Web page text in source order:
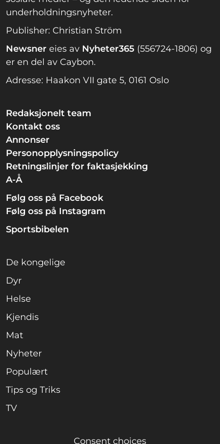
underholdningsnyheter.
Publisher: Christian Ström
Newsner eies av Nyheter365 (556724-1806) og
er en del av Caybon.
Adresse: Haakon VII gate 5, 0161 Oslo
Redaksjonelt team
Kontakt oss
Annonser
Personopplysningspolicy
Retningslinjer for faktasjekking
A-Å
Følg oss på Facebook
Følg oss på Instagram
Sportsbibelen
De kongelige
Dyr
Helse
Kjendis
Mat
Nyheter
Populært
Tips og Triks
TV
Consent choices